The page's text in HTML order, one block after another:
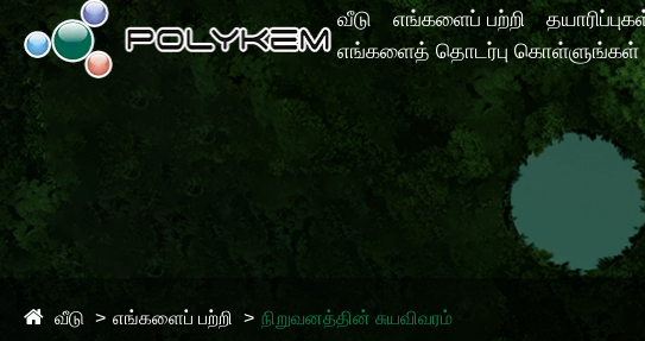
வீடு எங்களைப் பற்றி
எங்களைத் தொடர்பு கொள்ளுங்கள்
வீடு எங்களைப் பற்றி நிறுவனத்தின் சுயவிவரம்